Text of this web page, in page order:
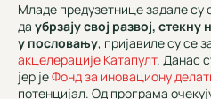
Младе предузетнице задале
да убрзају свој развој,
у пословању, пријавиле су се
акцелерације Катапулт. Данас
јер јеФонд за иновациону
потенцијал. Од програма